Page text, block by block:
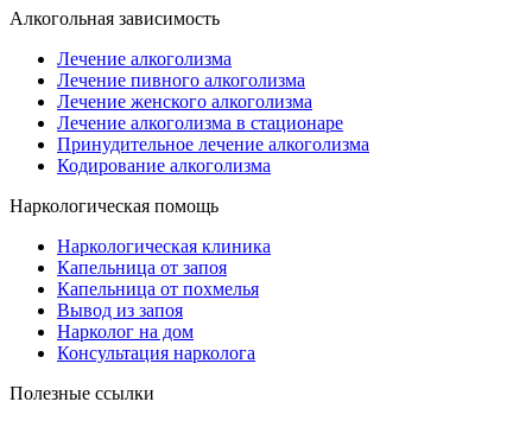
Алкогольная зависимость
Лечение алкоголизма
Лечение пивного алкоголизма
Лечение женского алкоголизма
Лечение алкоголизма в стационаре
Принудительное лечение алкоголизма
Кодирование алкоголизма
Наркологическая помощь
Наркологическая клиника
Капельница от запоя
Капельница от похмелья
Вывод из запоя
Нарколог на дом
Консультация нарколога
Полезные ссылки